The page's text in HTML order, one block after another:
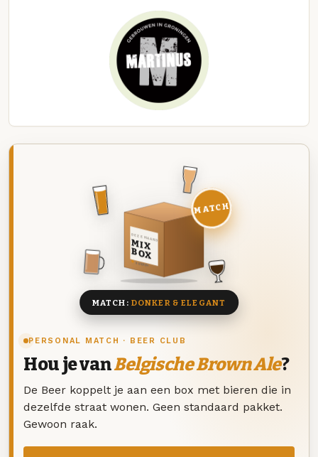
PERSONAL MATCH · BEER CLUB
Hou je vanBelgische Brown Ale?
De Beer koppelt je aan een box met bieren die in
dezelfde straat wonen. Geen standaard pakket.
Gewoon raak.
DEZE MAAND
MIX
BOX
8 BIEREN
MATCH
MATCH: DONKER & ELEGANT